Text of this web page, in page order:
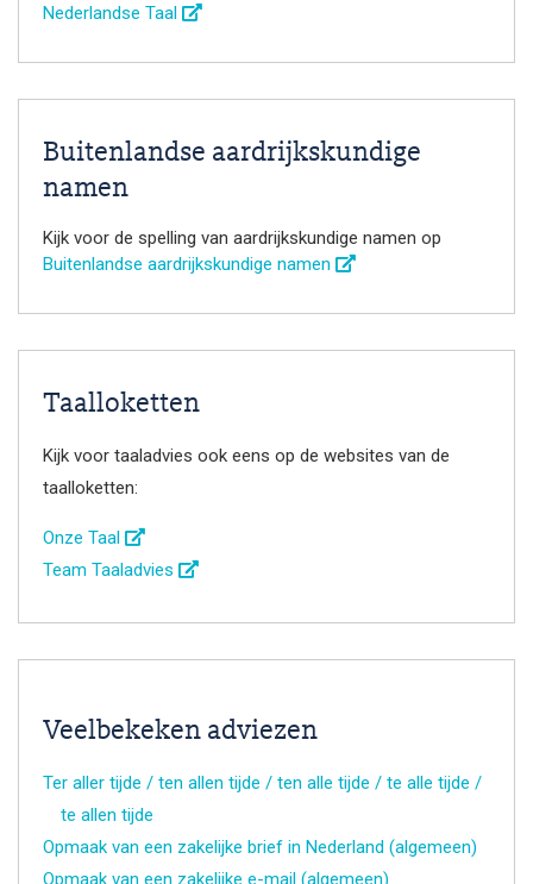
Nederlandse Taal
Buitenlandse aardrijkskundige
namen
Kijk voor de spelling van aardrijkskundige namen op
Buitenlandse aardrijkskundige namen
Taalloketten
Kijk voor taaladvies ook eens op de websites van de
taalloketten:
Onze Taal
Team Taaladvies
Veelbekeken adviezen
Ter aller tijde / ten allen tijde / ten alle tijde / te alle tijde /
te allen tijde
Opmaak van een zakelijke brief in Nederland (algemeen)
Opmaak van een zakelijke e-mail (algemeen)